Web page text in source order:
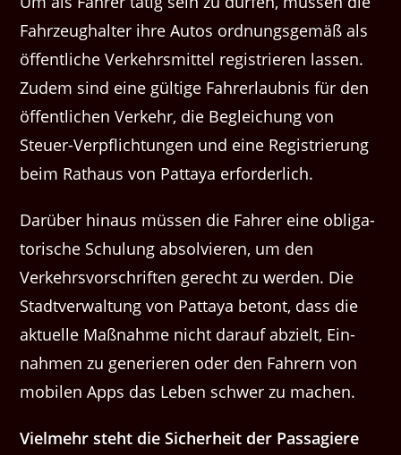
Fahrzeughal­ter ihre Autos ord­nungs­gemäß als
öffentliche Verkehrsmit­tel reg­istri­eren lassen.
Zudem sind eine gültige Fahrerlaub­nis für den
öffentlichen Verkehr, die Begle­ichung von
Steuer-Verpflich­tun­gen und eine Reg­istrierung
beim Rathaus von Pat­taya erforderlich.
Darüber hin­aus müssen die Fahrer eine oblig­a­
torische Schu­lung absolvieren, um den
Verkehrsvorschriften gerecht zu wer­den. Die
Stadtver­wal­tung von Pat­taya betont, dass die
aktuelle Maß­nahme nicht darauf abzielt, Ein­
nah­men zu gener­ieren oder den Fahrern von
mobilen Apps das Leben schw­er zu machen.
Vielmehr ste­ht die Sicher­heit der Pas­sagiere